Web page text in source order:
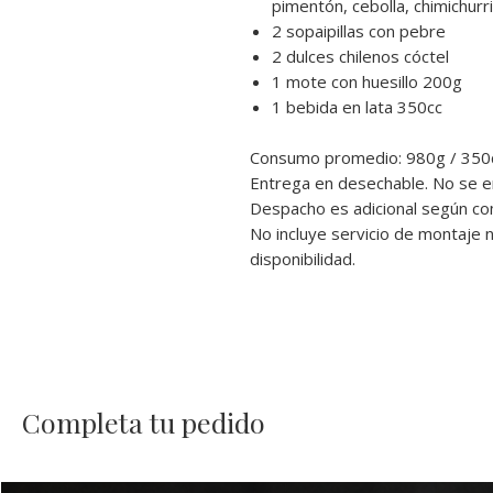
pimentón, cebolla,
2 sopaipillas con pebre
2 dulces chilenos cóctel
1 mote con huesillo 200g
1 bebida en lata 350cc
Consumo promedio: 980g /
Entrega en desechable. No se
Despacho es adicional según
No incluye servicio de montaje
disponibilidad.
Completa tu pedido